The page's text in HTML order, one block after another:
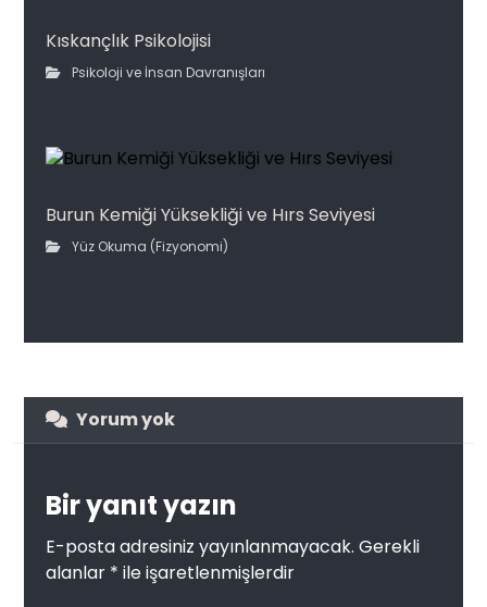
Kıskançlık Psikolojisi
Psikoloji ve İnsan Davranışları
Burun Kemiği Yüksekliği ve Hırs Seviyesi
Yüz Okuma (Fizyonomi)
Yorum yok
Bir yanıt yazın
E-posta adresiniz yayınlanmayacak. Gerekli
alanlar * ile işaretlenmişlerdir